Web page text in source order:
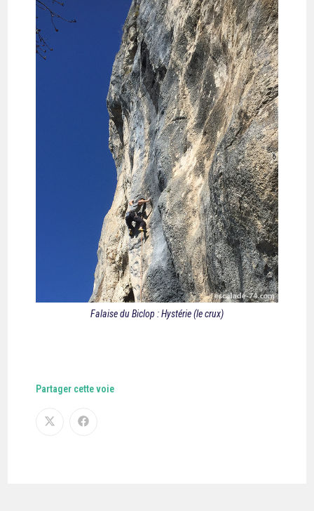
Falaise du Biclop : Hystérie (le crux)
Partager cette voie